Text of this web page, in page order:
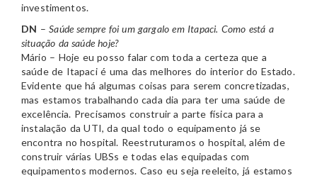
investimentos.
DN –Saúde sempre foi um gargalo em Itapaci. Como está a
situação da saúde hoje?
Mário – Hoje eu posso falar com toda a certeza que a
saúde de Itapaci é uma das melhores do interior do Estado.
Evidente que há algumas coisas para serem concretizadas,
mas estamos trabalhando cada dia para ter uma saúde de
excelência. Precisamos construir a parte física para a
instalação da UTI, da qual todo o equipamento já se
encontra no hospital. Reestruturamos o hospital, além de
construir várias UBSs e todas elas equipadas com
equipamentos modernos. Caso eu seja reeleito, já estamos